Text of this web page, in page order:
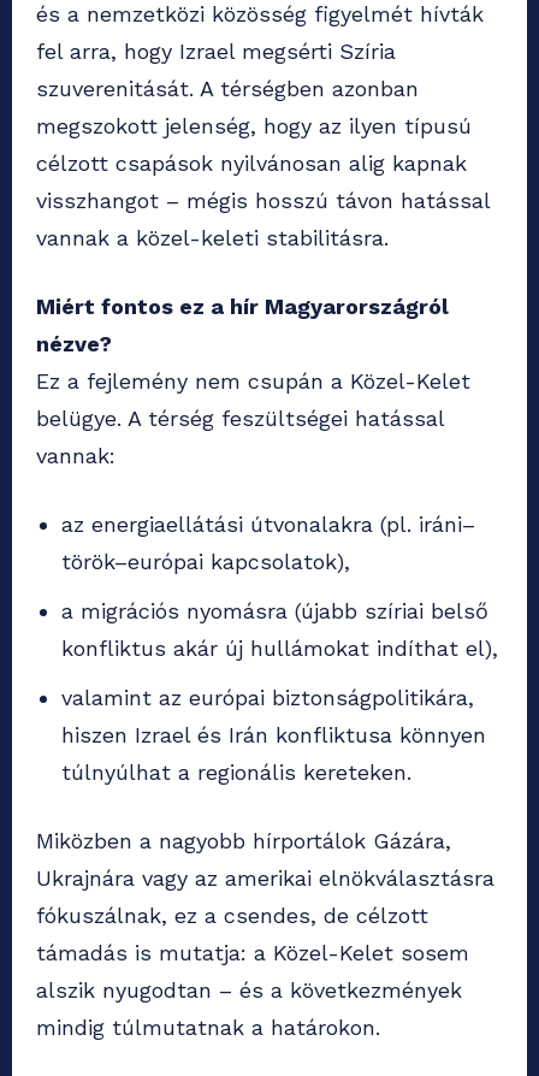
és a nemzetközi közösség figyelmét hívták
fel arra, hogy Izrael megsérti Szíria
szuverenitását. A térségben azonban
megszokott jelenség, hogy az ilyen típusú
célzott csapások nyilvánosan alig kapnak
visszhangot – mégis hosszú távon hatással
vannak a közel-keleti stabilitásra.
Miért fontos ez a hír Magyarországról
nézve?
Ez a fejlemény nem csupán a Közel-Kelet
belügye. A térség feszültségei hatással
vannak:
az energiaellátási útvonalakra (pl. iráni–
török–európai kapcsolatok),
a migrációs nyomásra (újabb szíriai belső
konfliktus akár új hullámokat indíthat el),
valamint az európai biztonságpolitikára,
hiszen Izrael és Irán konfliktusa könnyen
túlnyúlhat a regionális kereteken.
Miközben a nagyobb hírportálok Gázára,
Ukrajnára vagy az amerikai elnökválasztásra
fókuszálnak, ez a csendes, de célzott
támadás is mutatja: a Közel-Kelet sosem
alszik nyugodtan – és a következmények
mindig túlmutatnak a határokon.